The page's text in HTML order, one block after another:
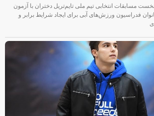
مسابقات انتخابی تیم ملی تایم‌تریل دختران با آزمون
فدراسیون ورزش‌های آبی برای ایجاد شرایط برابر و